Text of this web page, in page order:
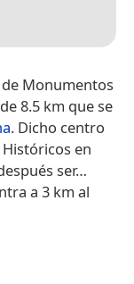
Monumentos
8.5 km que se
. Dicho centro
en
ser…
a 3 km al